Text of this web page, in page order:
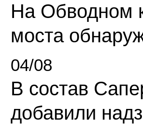
На Обводном
моста
04/08
В состав
добавили